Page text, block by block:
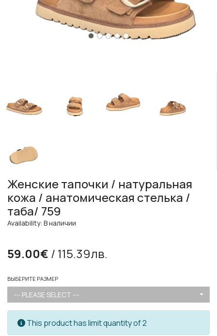
Женские тапочки / натуральная
кожа / анатомическая стелька /
таба/ 759
Availability: В наличии
59.00€ / 115.39лв.
ВЫБЕРИТЕ РАЗМЕР
--- PLEASE SELECT ---
This product has limit quantity of 2